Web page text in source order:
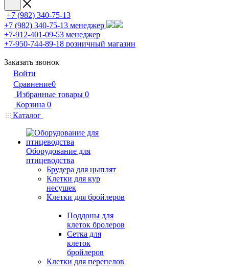
+7 (982) 340-75-13
+7 (982) 340-75-13 менеджер
+7-912-401-09-53 менеджер
+7-950-744-89-18 розничный магазин
Заказать звонок
Войти
Сравнение0
Избранные товары 0
Корзина 0
Каталог
Оборудование для
птицеводства
Брудера для цыплят
Клетки для кур
несушек
Клетки для бройлеров
Поддоны для
клеток бролеров
Сетка для
клеток
бройлеров
Клетки для перепелов